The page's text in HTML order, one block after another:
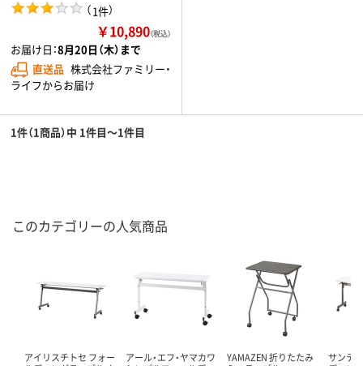
（1件）
￥10,890（税込）
お届け日：8月20日（木）まで
直送品 株式会社ファミリー・
ライフからお届け
1件（1商品）中 1件目～1件目
このカテゴリーの人気商品
アイリスチトセ フォー
アール・エフ・ヤマカワ
YAMAZEN 折りたたみ
サンテ